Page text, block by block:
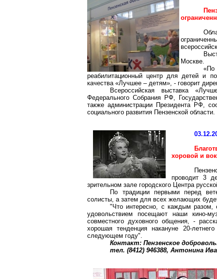
Москве.
реабилитационный центр для детей и
качества «Лучшее – детям», - говорит
Всероссийская выставка
Федерального Собрания РФ,
также администрации Президента РФ,
социального развития Пензенской области.
хоровой и
проводит 3
зрительном зале городского Центра
По традиции первыми перед
солисты, а затем для всех желающих
"Что интересно, с каждым разом,
удовольствием посещают нашикино-
совместного духовного общения, -
хорошая тенденция накануне 20-
следующем году".
Контакт: Пензенское
тел. (8412) 946388, Антонина